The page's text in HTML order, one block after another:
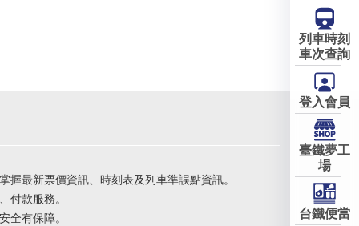
握最新票價資訊、時刻表及列車準誤點資訊。
付款服務。
全有保障。
列車時刻
車次查詢
登入會員
臺鐵夢工
場
台鐵便當